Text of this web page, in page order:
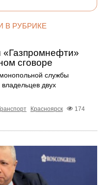
В РУБРИКЕ
«Газпромнефти»
сговоре
службы
двух
Красноярск
174